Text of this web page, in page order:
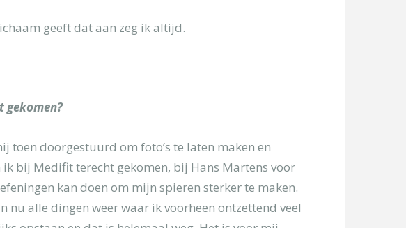
geeft dat aan zeg ik altijd.
gekomen?
toen doorgestuurd om foto’s te laten maken en
bij Medifit terecht gekomen, bij Hans Martens voor
kan doen om mijn spieren sterker te maken.
alle dingen weer waar ik voorheen ontzettend veel